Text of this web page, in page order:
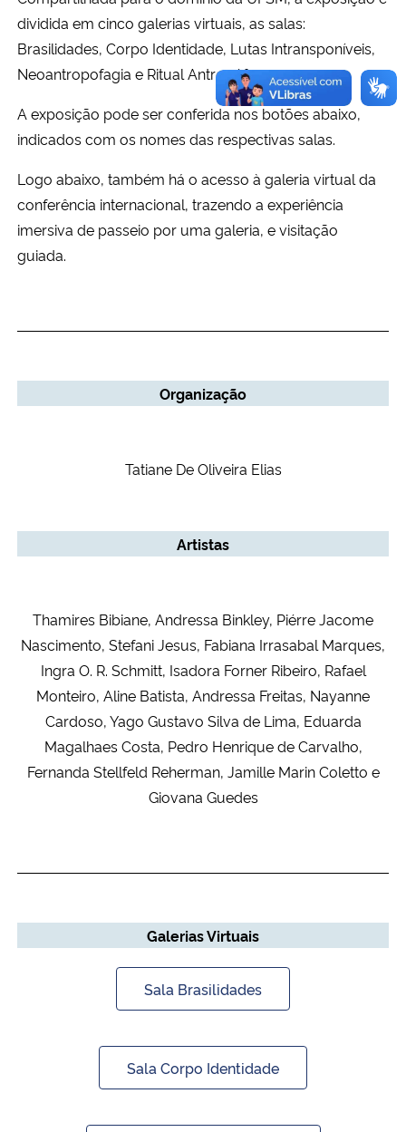
dividida em cinco galerias virtuais, as salas:
Brasilidades, Corpo Identidade, Lutas Intransponíveis,
Neoantropofagia e Ritual Antropófago.
A exposição pode ser conferida nos botões abaixo,
indicados com os nomes das respectivas salas.
Logo abaixo, também há o acesso à galeria virtual da
conferência internacional, trazendo a experiência
imersiva de passeio por uma galeria, e visitação
guiada.
Organização
Tatiane De Oliveira Elias
Artistas
Thamires Bibiane, Andressa Binkley, Piérre Jacome
Nascimento, Stefani Jesus, Fabiana Irrasabal Marques,
Ingra O. R. Schmitt, Isadora Forner Ribeiro, Rafael
Monteiro, Aline Batista, Andressa Freitas, Nayanne
Cardoso, Yago Gustavo Silva de Lima, Eduarda
Magalhaes Costa, Pedro Henrique de Carvalho,
Fernanda Stellfeld Reherman, Jamille Marin Coletto e
Giovana Guedes
Galerias Virtuais
Sala Brasilidades
Sala Corpo Identidade